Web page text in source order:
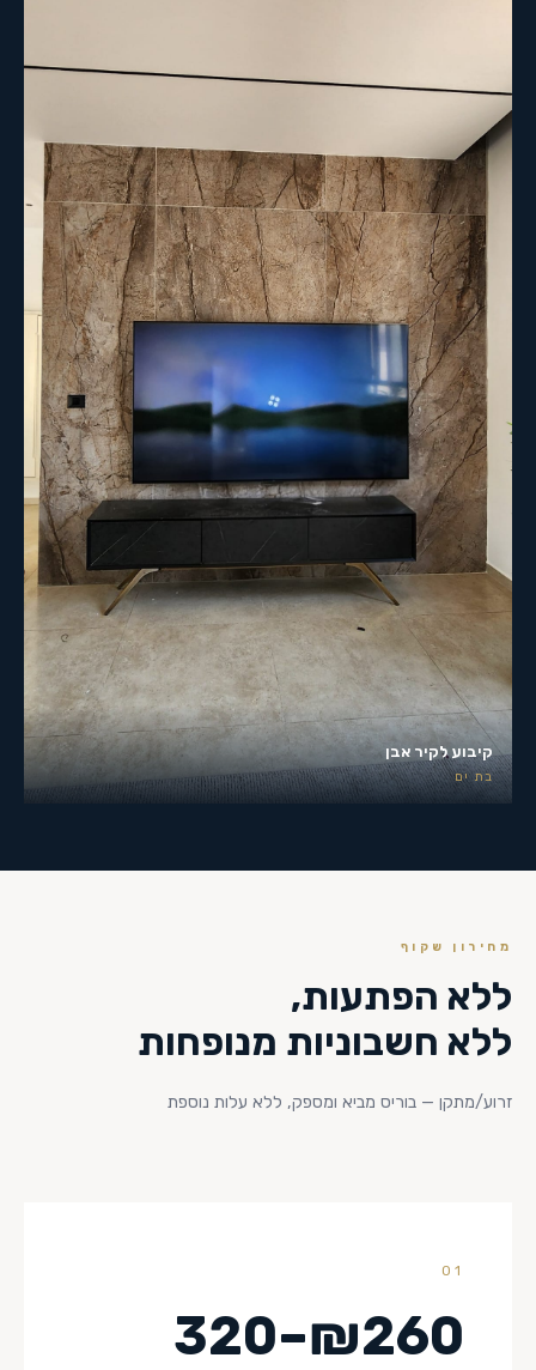
קיבוע לקיר אבן
בת ים
מחירון שקוף
ללא הפתעות,
ללא חשבוניות מנופחות
זרוע/מתקן — בוריס מביא ומספק, ללא עלות נוספת
01
₪260–320